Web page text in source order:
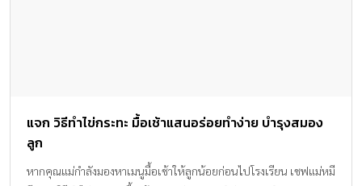
แจก วิธีทำไข่กระทะ มื้อเช้าแสนอร่อยทำง่าย บำรุงสมอง
ลูก
หากคุณแม่กำลังมองหาเมนูมื้อเช้าให้ลูกน้อยก่อนไปโรงเรียน เชฟแม่หมี